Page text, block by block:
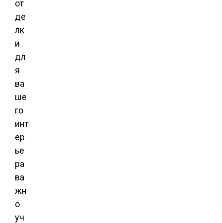
от
де
лк
и
дл
я
ва
ше
го
инт
ер
ье
ра
ва
жн
о
уч